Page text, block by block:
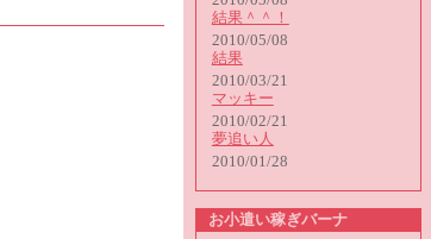
結果＾＾！
2010/05/08
結果
2010/03/21
マッキー
2010/02/21
夢追い人
2010/01/28
お小遣い稼ぎバーナ